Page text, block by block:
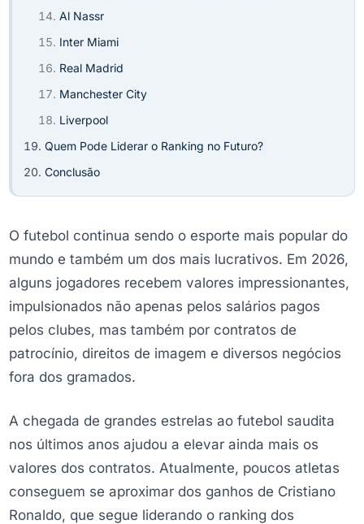
Al Nassr
Inter Miami
Real Madrid
Manchester City
Liverpool
Quem Pode Liderar o Ranking no Futuro?
Conclusão
O futebol continua sendo o esporte mais popular do
mundo e também um dos mais lucrativos. Em 2026,
alguns jogadores recebem valores impressionantes,
impulsionados não apenas pelos salários pagos
pelos clubes, mas também por contratos de
patrocínio, direitos de imagem e diversos negócios
fora dos gramados.
A chegada de grandes estrelas ao futebol saudita
nos últimos anos ajudou a elevar ainda mais os
valores dos contratos. Atualmente, poucos atletas
conseguem se aproximar dos ganhos de Cristiano
Ronaldo, que segue liderando o ranking dos